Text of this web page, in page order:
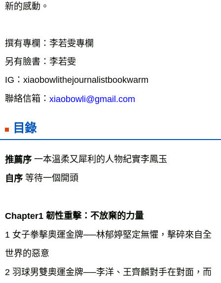
新的感動。
撰有專欄：李若雯專欄
另有臉書：李若雯
IG：xiaobowlithejournalistbookwarm
聯絡信箱： xiaobowli@gmail.com
目錄
推薦序 一本溫柔又犀利的人物紀實李鳳玉
自序 等待一個開頭
Chapter1 韌性重擊：不放棄的力量
1 女子拳擊奧運金牌──林郁婷堅定無懼，擊碎來自全
世界的惡意
2 羽球男雙奧運金牌──李洋、王齊麟對手在對面，而